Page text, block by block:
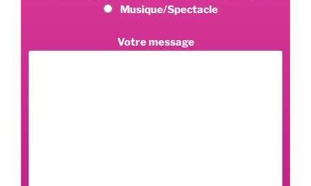
Musique/Spectacle
Votre message